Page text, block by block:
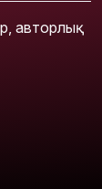
авторлық